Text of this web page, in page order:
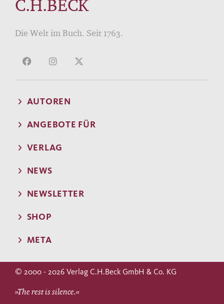
C.H.BECK
Die Welt im Buch. Seit 1763.
AUTOREN
ANGEBOTE FÜR
VERLAG
NEWS
NEWSLETTER
SHOP
META
© 2000 - 2026 Verlag C.H.Beck GmbH & Co. KG
»The rest is silence.«